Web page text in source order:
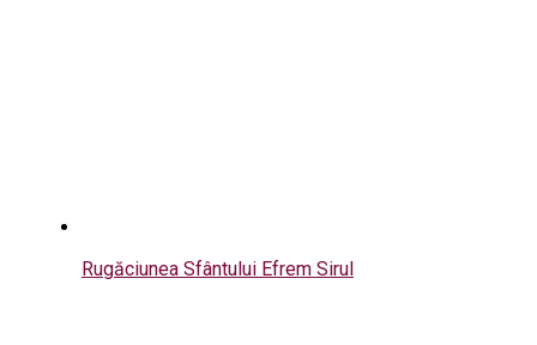
Rugăciunea Sfântului Efrem Sirul